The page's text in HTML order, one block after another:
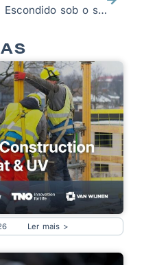
Escondido sob o sol indiano
Ler mais >